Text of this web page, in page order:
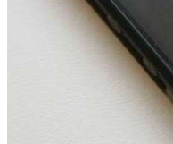
Волгоградские
заключены